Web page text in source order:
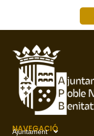
NAVEGACIÓ
Ajuntament